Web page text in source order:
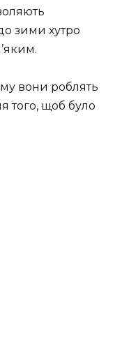
зими хутро
вони роблять
того, щоб було